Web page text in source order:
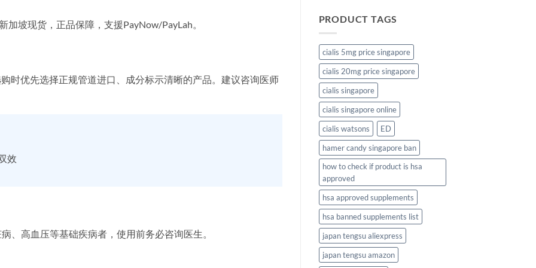
加坡现货，正品保障，支援PayNow/PayLah。
时优先选择正规管道进口、成分标示清晰的产品。建议咨询医师
效
、高血压等基础疾病者，使用前务必咨询医生。
PRODUCT TAGS
cialis 5mg price singapore
cialis 20mg price singapore
cialis singapore
cialis singapore online
cialis watsons
ED
hamer candy singapore ban
how to check if product is hsa
approved
hsa approved supplements
hsa banned supplements list
japan tengsu aliexpress
japan tengsu amazon